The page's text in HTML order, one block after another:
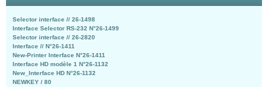
Selector interface // 26-1498
Interface Selector RS-232 N°26-1499
Selector interface // 26-2820
Interface // N°26-1411
New-Printer Interface N°26-1411
Interface HD modèle 1 N°26-1132
New_Interface HD N°26-1132
NEWKEY / 80